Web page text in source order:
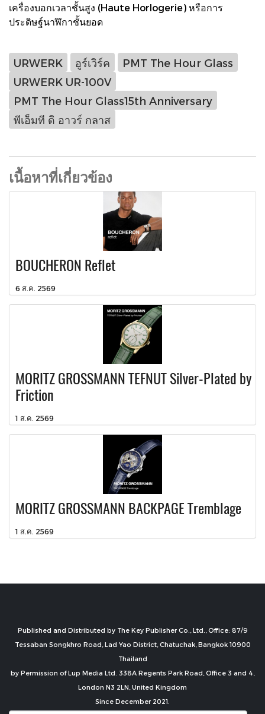
เครื่องบอกเวลาชั้นสูง (Haute Horlogerie) หรือการ
ประดิษฐ์นาฬิกาชั้นยอด
URWERK อูร์เวิร์ค
PMT The Hour Glass
URWERK UR-100V
PMT The Hour Glass15th Anniversary
พีเอ็มที ดิ อาวร์ กลาส
เนื้อหาที่เกี่ยวข้อง
BOUCHERON Reflet
6 ส.ค. 2569
MORITZ GROSSMANN TEFNUT Silver-Plated by
Friction
1 ส.ค. 2569
MORITZ GROSSMANN BACKPAGE Tremblage
1 ส.ค. 2569
Published and Distributed by The Key Publisher Co., Ltd., Office: 87/9
Tessaban Songkhro Road, Lad Yao District, Chatuchak, Bangkok 10900
Thailand
by Permission of Lup Media Ltd. 338A Regents Park Road, Office 3 and 4,
London N3 2LN, United Kingdom
Since December 2021.